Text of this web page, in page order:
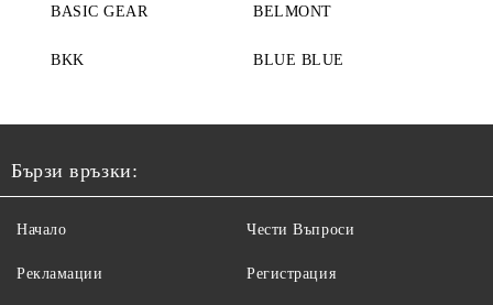
BASIC GEAR BELMONT
BKK BLUE BLUE
Бързи връзки:
Начало
Рекламации
Чести Въпроси
Регистрация